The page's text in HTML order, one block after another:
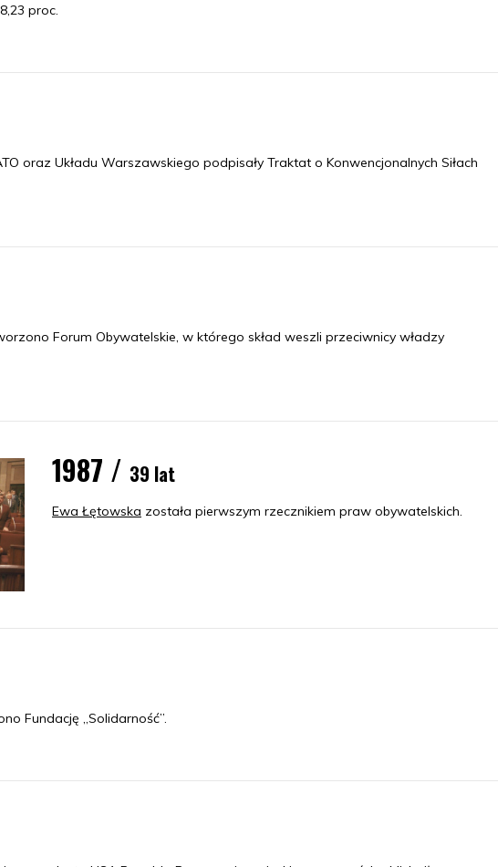
proc.
oraz Układu Warszawskiego podpisały Traktat o Konwencjonalnych Siłach
Forum Obywatelskie, w którego skład weszli przeciwnicy władzy
1987 / 39 lat
Ewa Łętowska została pierwszym rzecznikiem praw obywatelskich.
Fundację „Solidarność”.